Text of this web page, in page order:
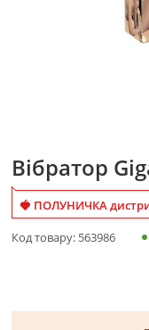
Вібратор
🍓 ПОЛУНИЧКА
Код товару: 563986